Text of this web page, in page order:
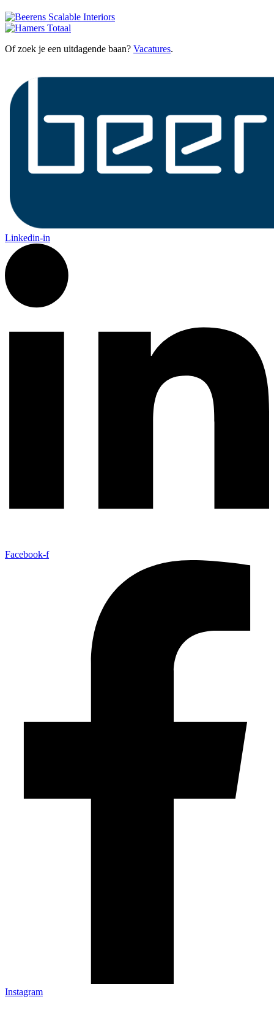
Of zoek je een uitdagende baan? Vacatures.
Linkedin-in
Facebook-f
Instagram